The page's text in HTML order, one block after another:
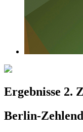
Ergebnisse 2.
Berlin-